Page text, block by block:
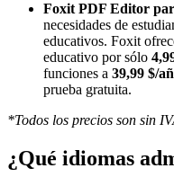
Foxit PDF Editor
necesidades de
educativos. Foxit
educativo por sólo
funciones a 39,99 $/
prueba gratuita.
*Todos los precios son sin
¿Qué idiomas